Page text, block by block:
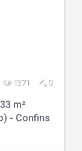
1271 0
m²
- Confins